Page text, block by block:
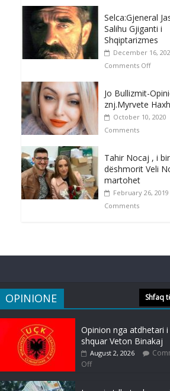
Selca:Gjeneral
Salihu Gjiganti i
Shqiptarizmes
December 16,
Comments Off
Jo Bullizmit-
znj.Myrvete
October 10, 2020
Comments
Tahir Nocaj , i
dëshmorit Veli
martohet
February 26, 2019
Comments
OPINIONE Shfaq
Opinion nga atdhetari i
shquar Veton Binakaj
August 2, 2026
Off